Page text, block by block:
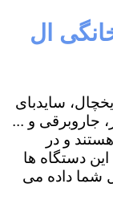
ال
سایدبای
جاروبرقی و ...
و در
دستگاه ها
شما داده می